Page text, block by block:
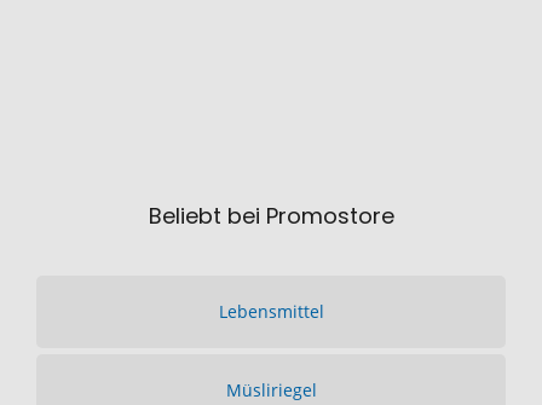
Beliebt bei Promostore
Lebensmittel
Müsliriegel